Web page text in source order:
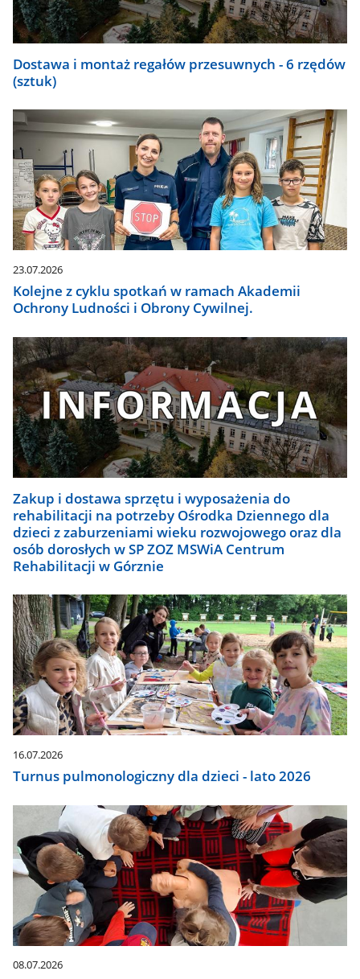
Dostawa i montaż regałów przesuwnych - 6 rzędów
(sztuk)
23.07.2026
Kolejne z cyklu spotkań w ramach Akademii
Ochrony Ludności i Obrony Cywilnej.
Zakup i dostawa sprzętu i wyposażenia do
rehabilitacji na potrzeby Ośrodka Dziennego dla
dzieci z zaburzeniami wieku rozwojowego oraz dla
osób dorosłych w SP ZOZ MSWiA Centrum
Rehabilitacji w Górznie
16.07.2026
Turnus pulmonologiczny dla dzieci - lato 2026
08.07.2026